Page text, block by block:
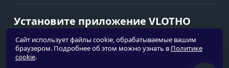
Сайт использует файлы cookie, обрабатываемые вашим
браузером. Подробнее об этом можно узнать в Политике
cookie.
Установите приложение VLOTHO
Быстрый доступ к каталогу, заказам и
уведомлениям без лишних шагов.